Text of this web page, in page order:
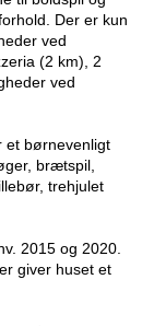
Der er kun
ved
(2 km), 2
ved
et børnevenligt
brætspil,
trehjulet
2015 og 2020.
giver huset et